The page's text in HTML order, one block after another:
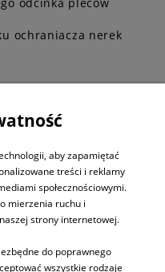
ochraniacza nerek
DO
aby zapamiętać
treści i reklamy
społecznościowymi.
mierzenia ruchu i
strony internetowej.
do poprawnego
wszystkie rodzaje